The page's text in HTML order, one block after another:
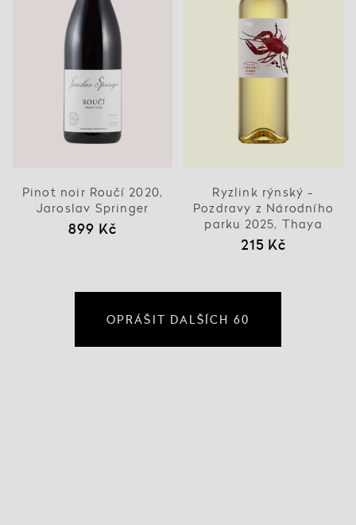
Pinot noir Roučí 2020,
Jaroslav Springer
899 Kč
Ryzlink rýnský -
Pozdravy z Národního
parku 2025, Thaya
215 Kč
OPRÁŠIT DALŠÍCH 60